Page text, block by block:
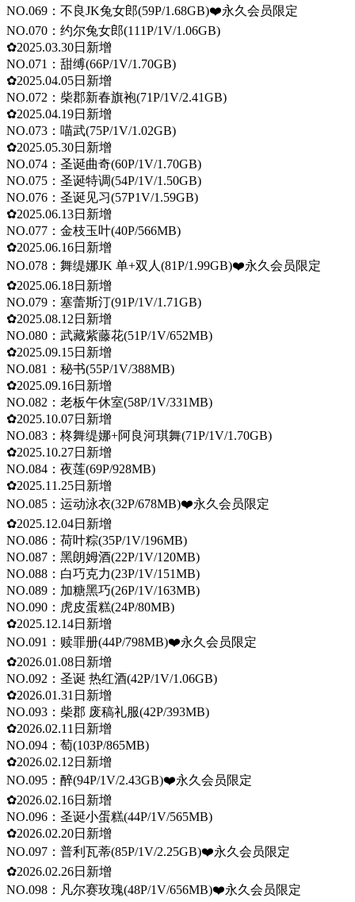
NO.069：不良JK兔女郎(59P/1.68GB)❤️永久会员限定
NO.070：约尔兔女郎(111P/1V/1.06GB)
✿2025.03.30日新增
NO.071：甜缚(66P/1V/1.70GB)
✿2025.04.05日新增
NO.072：柴郡新春旗袍(71P/1V/2.41GB)
✿2025.04.19日新增
NO.073：喵武(75P/1V/1.02GB)
✿2025.05.30日新增
NO.074：圣诞曲奇(60P/1V/1.70GB)
NO.075：圣诞特调(54P/1V/1.50GB)
NO.076：圣诞见习(57P1V/1.59GB)
✿2025.06.13日新增
NO.077：金枝玉叶(40P/566MB)
✿2025.06.16日新增
NO.078：舞缇娜JK 单+双人(81P/1.99GB)❤️永久会员限定
✿2025.06.18日新增
NO.079：塞蕾斯汀(91P/1V/1.71GB)
✿2025.08.12日新增
NO.080：武藏紫藤花(51P/1V/652MB)
✿2025.09.15日新增
NO.081：秘书(55P/1V/388MB)
✿2025.09.16日新增
NO.082：老板午休室(58P/1V/331MB)
✿2025.10.07日新增
NO.083：柊舞缇娜+阿良河琪舞(71P/1V/1.70GB)
✿2025.10.27日新增
NO.084：夜莲(69P/928MB)
✿2025.11.25日新增
NO.085：运动泳衣(32P/678MB)❤️永久会员限定
✿2025.12.04日新增
NO.086：荷叶粽(35P/1V/196MB)
NO.087：黑朗姆酒(22P/1V/120MB)
NO.088：白巧克力(23P/1V/151MB)
NO.089：加糖黑巧(26P/1V/163MB)
NO.090：虎皮蛋糕(24P/80MB)
✿2025.12.14日新增
NO.091：赎罪册(44P/798MB)❤️永久会员限定
✿2026.01.08日新增
NO.092：圣诞 热红酒(42P/1V/1.06GB)
✿2026.01.31日新增
NO.093：柴郡 废稿礼服(42P/393MB)
✿2026.02.11日新增
NO.094：萄(103P/865MB)
✿2026.02.12日新增
NO.095：醉(94P/1V/2.43GB)❤️永久会员限定
✿2026.02.16日新增
NO.096：圣诞小蛋糕(44P/1V/565MB)
✿2026.02.20日新增
NO.097：普利瓦蒂(85P/1V/2.25GB)❤️永久会员限定
✿2026.02.26日新增
NO.098：凡尔赛玫瑰(48P/1V/656MB)❤️永久会员限定